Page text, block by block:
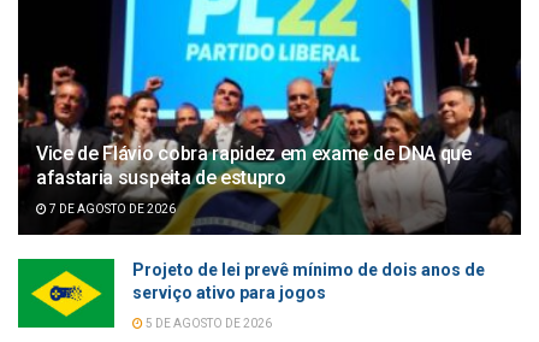
Vice de Flávio cobra rapidez em exame de DNA que
afastaria suspeita de estupro
7 DE AGOSTO DE 2026
Projeto de lei prevê mínimo de dois anos de
serviço ativo para jogos
5 DE AGOSTO DE 2026